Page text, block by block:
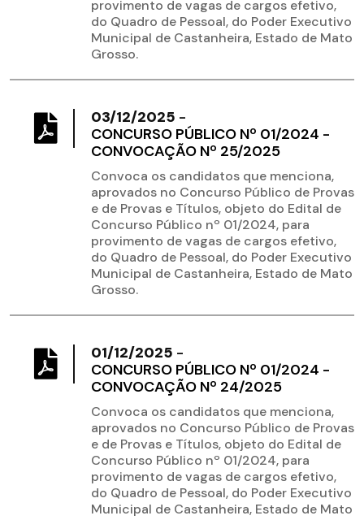
provimento de vagas de cargos efetivo,
do Quadro de Pessoal, do Poder Executivo
Municipal de Castanheira, Estado de Mato
Grosso.
03/12/2025 -
CONCURSO PÚBLICO Nº 01/2024 -
CONVOCAÇÃO Nº 25/2025
Convoca os candidatos que menciona,
aprovados no Concurso Público de Provas
e de Provas e Títulos, objeto do Edital de
Concurso Público nº 01/2024, para
provimento de vagas de cargos efetivo,
do Quadro de Pessoal, do Poder Executivo
Municipal de Castanheira, Estado de Mato
Grosso.
01/12/2025 -
CONCURSO PÚBLICO Nº 01/2024 -
CONVOCAÇÃO Nº 24/2025
Convoca os candidatos que menciona,
aprovados no Concurso Público de Provas
e de Provas e Títulos, objeto do Edital de
Concurso Público nº 01/2024, para
provimento de vagas de cargos efetivo,
do Quadro de Pessoal, do Poder Executivo
Municipal de Castanheira, Estado de Mato